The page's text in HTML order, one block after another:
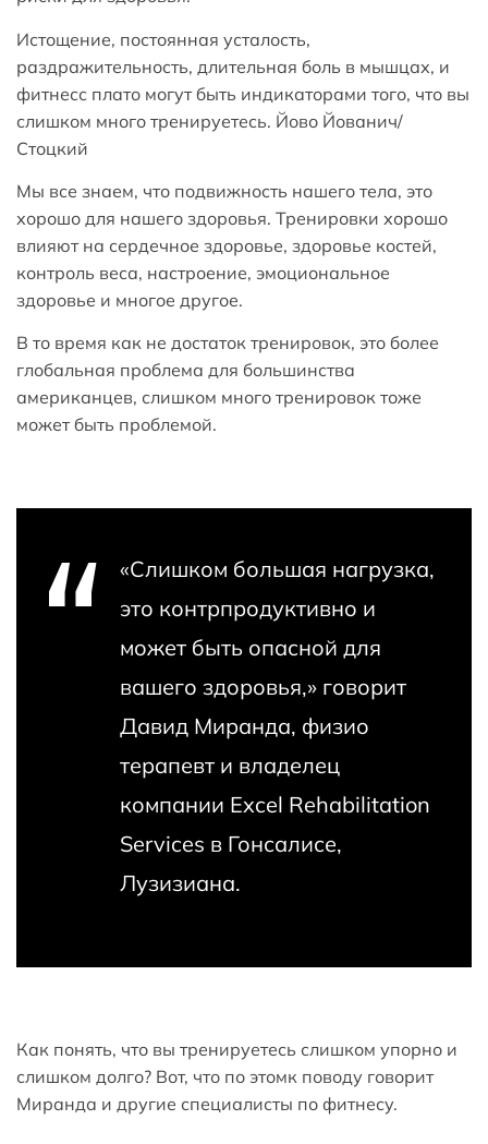
Истощение, постоянная усталость,
раздражительность, длительная боль в мышцах, и
фитнесс плато могут быть индикаторами того, что вы
слишком много тренируетесь. Йово Йованич/
Стоцкий
Мы все знаем, что подвижность нашего тела, это
хорошо для нашего здоровья. Тренировки хорошо
влияют на сердечное здоровье, здоровье костей,
контроль веса, настроение, эмоциональное
здоровье и многое другое.
В то время как не достаток тренировок, это более
глобальная проблема для большинства
американцев, слишком много тренировок тоже
может быть проблемой.
«Слишком большая нагрузка,
это контрпродуктивно и
может быть опасной для
вашего здоровья,» говорит
Давид Миранда, физио
терапевт и владелец
компании Excel Rehabilitation
Services в Гонсалисе,
Лузизиана.
Как понять, что вы тренируетесь слишком упорно и
слишком долго? Вот, что по этомк поводу говорит
Миранда и другие специалисты по фитнесу.